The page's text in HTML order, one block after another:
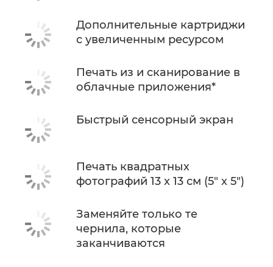
Дополнительные картриджи
с увеличенным ресурсом
Печать из и сканирование в
облачные приложения*
Быстрый сенсорный экран
Печать квадратных
фотографий 13 x 13 см (5" x 5")
Заменяйте только те
чернила, которые
заканчиваются